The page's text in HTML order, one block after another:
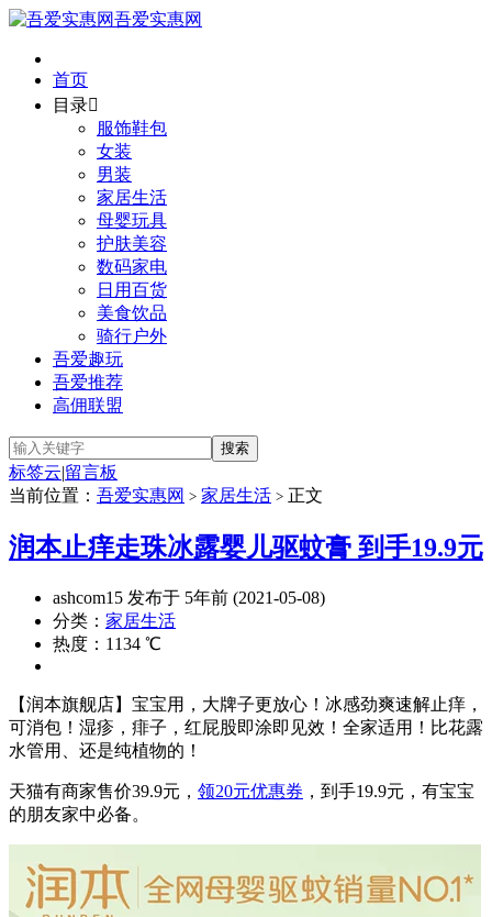
吾爱实惠网
首页
目录
服饰鞋包
女装
男装
家居生活
母婴玩具
护肤美容
数码家电
日用百货
美食饮品
骑行户外
吾爱趣玩
吾爱推荐
高佣联盟
标签云|留言板
当前位置： 吾爱实惠网 > 家居生活 > 正文
润本止痒走珠冰露婴儿驱蚊膏 到手19.9元
ashcom15 发布于 5年前 (2021-05-08)
分类： 家居生活
热度：1134 ℃
【润本旗舰店】宝宝用，大牌子更放心！冰感劲爽速解止痒，
可消包！湿疹，痱子，红屁股即涂即见效！全家适用！比花露
水管用、还是纯植物的！
天猫有商家售价39.9元， 领20元优惠券 ，到手19.9元，有宝宝
的朋友家中必备。